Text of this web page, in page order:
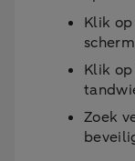
Klik
Klik
Zoek